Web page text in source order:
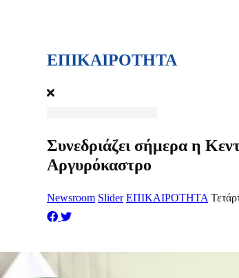
ΕΠΙΚΑΙΡΟΤΗΤΑ
Συνεδριάζει σήμερα η
Αργυρόκαστρο
Newsroom Slider ΕΠΙΚΑΙΡΟΤΗΤΑ